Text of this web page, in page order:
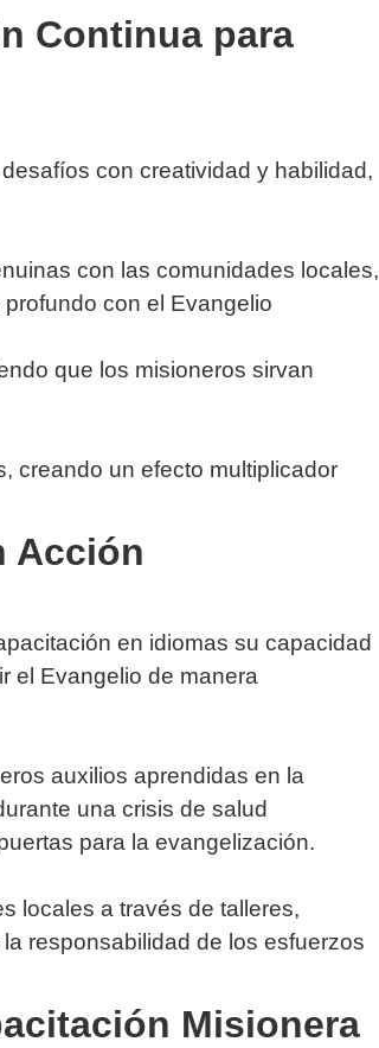
Continua para
con creatividad y habilidad,
con las comunidades locales,
con el Evangelio
que los misioneros sirvan
creando un efecto multiplicador
Acción
en idiomas su capacidad
el Evangelio de manera
auxilios aprendidas en la
una crisis de salud
para la evangelización.
locales a través de talleres,
responsabilidad de los esfuerzos
Misionera